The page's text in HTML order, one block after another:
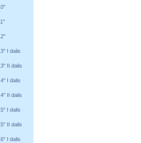
I dalis
II dalis
I dalis
II dalis
I dalis
II dalis
I dalis